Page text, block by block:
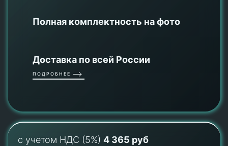
Полная комплектность на фото
Доставка по всей России
ПОДРОБНЕЕ
с учетом НДС (5%) 4 365 руб